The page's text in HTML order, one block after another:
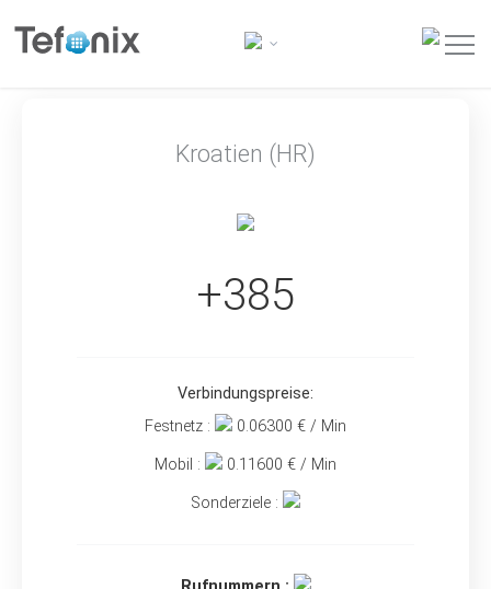
Kroatien (HR)
+385
Verbindungspreise:
Festnetz :
0.06300 € / Min
Mobil : 0.11600 € / Min
Sonderziele :